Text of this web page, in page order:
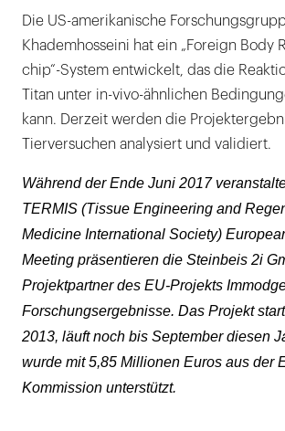
Die US-amerikanische
Khademhosseini hat ein „Foreign Body
chip“-System entwickelt, das die
Titan unter in-vivo-ähnlichen
kann. Derzeit werden die
Tierversuchen analysiert und validiert.
Während der Ende Juni 2017
TERMIS (Tissue Engineering and
Medicine International Society)
Meeting präsentieren die Steinbeis 2i
Projektpartner des EU-Projekts
Forschungsergebnisse. Das Projekt
2013, läuft noch bis September diesen
wurde mit 5,85 Millionen Euros aus der
Kommission unterstützt.